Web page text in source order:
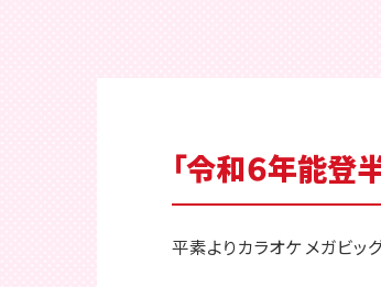
「令和６年能
平素よりカラオケ メガビッ